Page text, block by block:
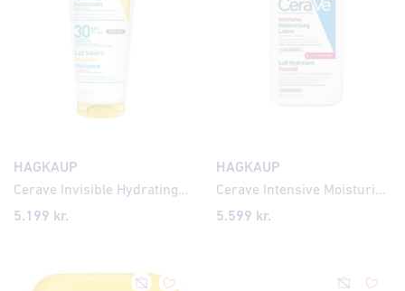
HAGKAUP
Cerave Invisible Hydrating Sunscreen SPF30 177ml
5.199 kr.
HAGKAUP
Cerave Intensive Moisturising Lotion 475ml
5.599 kr.